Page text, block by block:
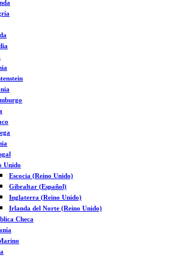
Unido
Escocia (Reino Unido)
Gibraltar (Español)
Inglaterra (Reino Unido)
Irlanda del Norte (Reino Unido)
Checa